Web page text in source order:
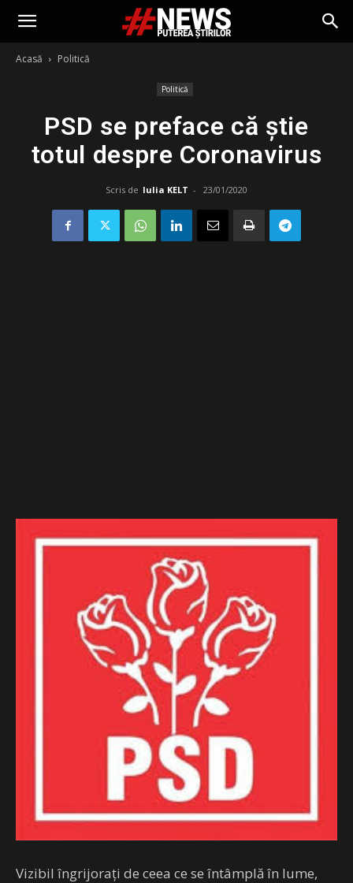
Acasă Politică
Politică
PSD se preface că știe
totul despre Coronavirus
Scris de Iulia KELT - 23/01/2020
Vizibil îngrijorați de ceea ce se întâmplă în lume,